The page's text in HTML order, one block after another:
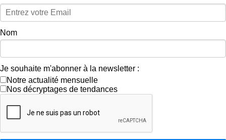
Nom
Je souhaite m'abonner à la newsletter :
Notre actualité mensuelle
Nos décryptages de tendances